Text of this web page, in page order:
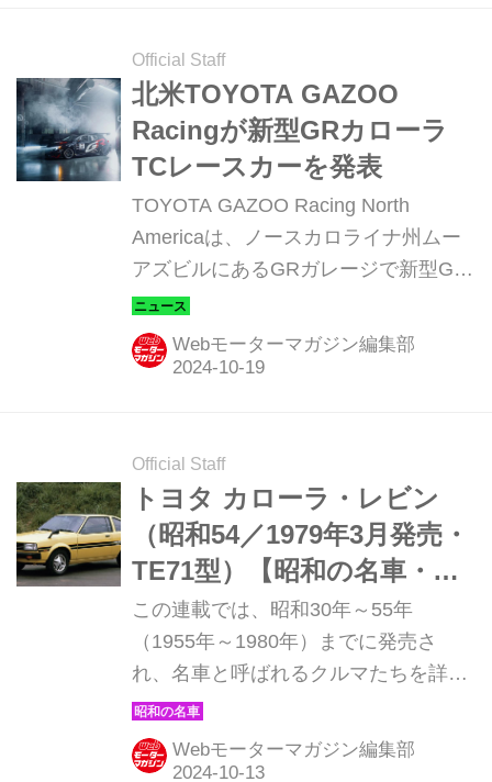
ローラで2023年よりスーパー耐久シリ
ーズに参戦し素利活用社会に向けて開
発を進めているが、今回より新たに、
走行時のボイルオフガス活用技術への
挑戦を開始した。
Official Staff
北米TOYOTA GAZOO
Racingが新型GRカローラ
TCレースカーを発表
TOYOTA GAZOO Racing North
Americaは、ノースカロライナ州ムー
アズビルにあるGRガレージで新型GR
カローラTCレースカーを発表した。
Webモーターマガジン編集部
Official Staff
トヨタ カローラ・レビン
（昭和54／1979年3月発売・
TE71型）【昭和の名車・完
全版ダイジェスト103】
この連載では、昭和30年～55年
（1955年～1980年）までに発売さ
れ、名車と呼ばれるクルマたちを詳細
に紹介しよう。その第103回目は、走
る楽しさを存分に味あわせてくれた、
TE71型トヨタ カローラ・レビンの登
Webモーターマガジン編集部